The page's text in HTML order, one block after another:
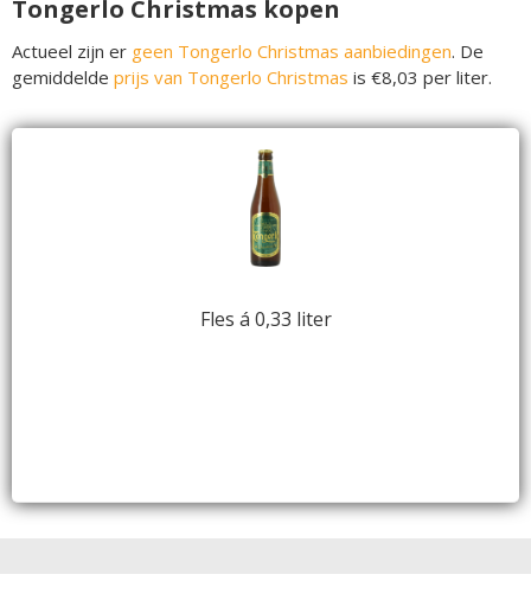
Tongerlo Christmas kopen
Actueel zijn er geen Tongerlo Christmas aanbiedingen. De
gemiddelde prijs van Tongerlo Christmas is €8,03 per liter.
Fles á 0,33 liter